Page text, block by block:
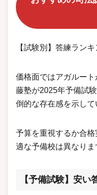
【試験別】答練ラン
価格面ではアガルー
藤塾が2025年予備試
倒的な存在感を示して
予算を重視するか合
適な予備校は異なりま
【予備試験】安い